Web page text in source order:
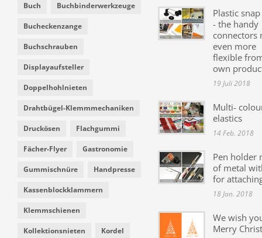
Buch Buchbinderwerkzeuge
Bucheckenzange
Buchschrauben
Displayaufsteller
Doppelhohlnieten
Drahtbügel-Klemmmechaniken
Druckösen Flachgummi
Fächer-Flyer Gastronomie
Gummischnüre Handpresse
Kassenblockklammern
Klemmschienen
Kollektionsnieten Kordel
Plastic
- the handy
connectors
even more
flexible
own
19 Juli 2018
Multi-
elastics
14 Feb. 2018
Pen holder
of metal
for
18 Jan. 2018
We wish
Merry